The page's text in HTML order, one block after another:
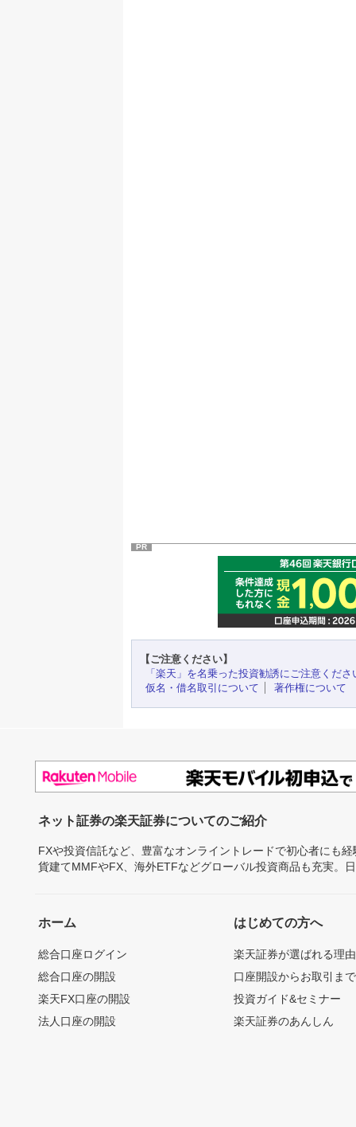
PR
【ご注意ください】
「楽天」を名乗った投資勧誘にご注意くださ
仮名・借名取引について
著作権について
ネット証券の楽天証券についてのご紹介
FXや投資信託など、豊富なオンライントレードで初心者にも
貨建てMMFやFX、海外ETFなどグローバル投資商品も充実。
ホーム
総合口座ログイン
総合口座の開設
楽天FX口座の開設
法人口座の開設
はじめての方へ
楽天証券が選ばれる理由
口座開設からお取引ま
投資ガイド&セミナー
楽天証券のあんしん